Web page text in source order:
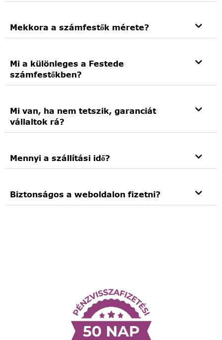
Mekkora a számfestők mérete?
Mi a különleges a Festede
számfestőkben?
Mi van, ha nem tetszik, garanciát
vállaltok rá?
Mennyi a szállítási idő?
Biztonságos a weboldalon fizetni?